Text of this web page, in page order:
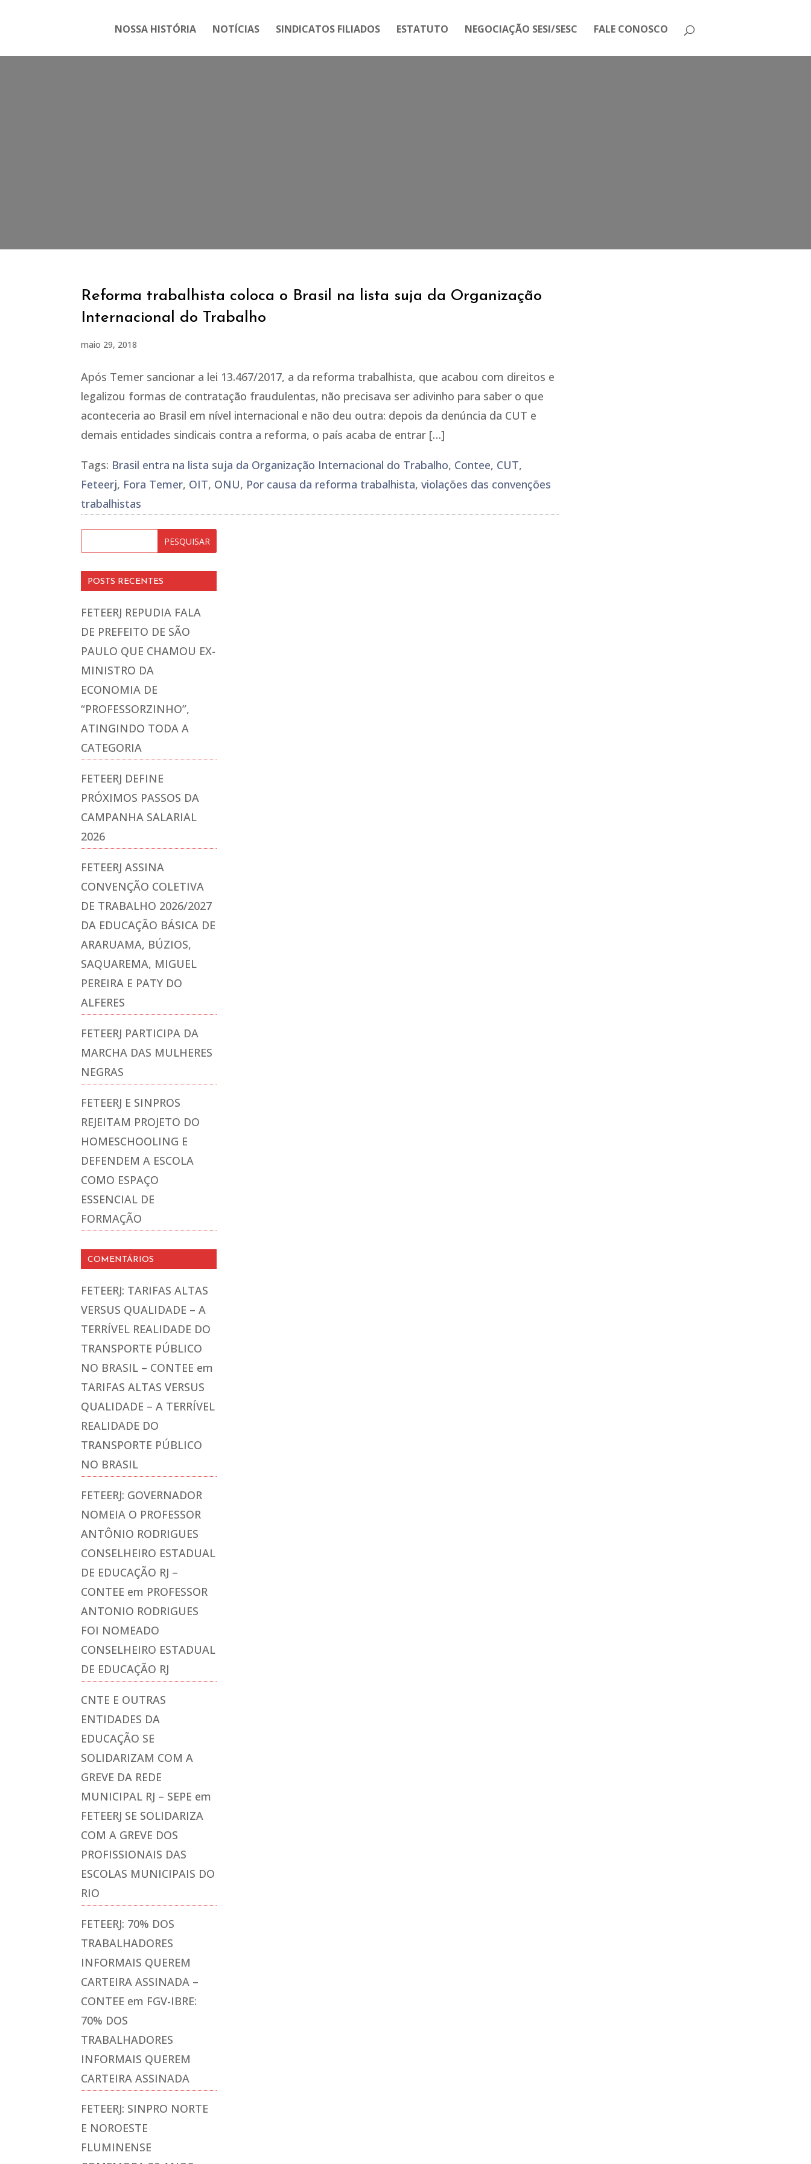
NOSSA HISTÓRIA NOTÍCIAS SINDICATOS FILIADOS ESTATUTO NEGOCIAÇÃO SESI/SESC FALE CONOSCO
Reforma trabalhista coloca o Brasil na lista suja da Organização
Internacional do Trabalho
maio 29, 2018
Após Temer sancionar a lei 13.467/2017, a da reforma trabalhista, que acabou com direitos e
legalizou formas de contratação fraudulentas, não precisava ser adivinho para saber o que
aconteceria ao Brasil em nível internacional e não deu outra: depois da denúncia da CUT e
demais entidades sindicais contra a reforma, o país acaba de entrar […]
Tags: Brasil entra na lista suja da Organização Internacional do Trabalho, Contee, CUT,
Feteerj, Fora Temer, OIT, ONU, Por causa da reforma trabalhista,violações das convenções
trabalhistas
POSTS RECENTES
FETEERJ REPUDIA FALA
DE PREFEITO DE SÃO
PAULO QUE CHAMOU EX-
MINISTRO DA
ECONOMIA DE
“PROFESSORZINHO”,
ATINGINDO TODA A
CATEGORIA
FETEERJ DEFINE
PRÓXIMOS PASSOS DA
CAMPANHA SALARIAL
2026
FETEERJ ASSINA
CONVENÇÃO COLETIVA
DE TRABALHO 2026/2027
DA EDUCAÇÃO BÁSICA DE
ARARUAMA, BÚZIOS,
SAQUAREMA, MIGUEL
PEREIRA E PATY DO
ALFERES
FETEERJ PARTICIPA DA
MARCHA DAS MULHERES
NEGRAS
FETEERJ E SINPROS
REJEITAM PROJETO DO
HOMESCHOOLING E
DEFENDEM A ESCOLA
COMO ESPAÇO
ESSENCIAL DE
FORMAÇÃO
COMENTÁRIOS
FETEERJ: TARIFAS ALTAS
VERSUS QUALIDADE – A
TERRÍVEL REALIDADE DO
TRANSPORTE PÚBLICO
NO BRASIL – CONTEE em
TARIFAS ALTAS VERSUS
QUALIDADE – A TERRÍVEL
REALIDADE DO
TRANSPORTE PÚBLICO
NO BRASIL
FETEERJ: GOVERNADOR
NOMEIA O PROFESSOR
ANTÔNIO RODRIGUES
CONSELHEIRO ESTADUAL
DE EDUCAÇÃO RJ –
CONTEE em PROFESSOR
ANTONIO RODRIGUES
FOI NOMEADO
CONSELHEIRO ESTADUAL
DE EDUCAÇÃO RJ
CNTE E OUTRAS
ENTIDADES DA
EDUCAÇÃO SE
SOLIDARIZAM COM A
GREVE DA REDE
MUNICIPAL RJ – SEPE em
FETEERJ SE SOLIDARIZA
COM A GREVE DOS
PROFISSIONAIS DAS
ESCOLAS MUNICIPAIS DO
RIO
FETEERJ: 70% DOS
TRABALHADORES
INFORMAIS QUEREM
CARTEIRA ASSINADA –
CONTEE em FGV-IBRE:
70% DOS
TRABALHADORES
INFORMAIS QUEREM
CARTEIRA ASSINADA
FETEERJ: SINPRO NORTE
E NOROESTE
FLUMINENSE